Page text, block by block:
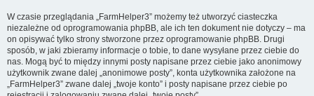
W czasie przeglądania „FarmHelper3” możemy też utworzyć ciasteczka
niezależne od oprogramowania phpBB, ale ich ten dokument nie dotyczy – ma
on opisywać tylko strony stworzone przez oprogramowanie phpBB. Drugi
sposób, w jaki zbieramy informacje o tobie, to dane wysyłane przez ciebie do
nas. Mogą być to między innymi posty napisane przez ciebie jako anonimowy
użytkownik zwane dalej „anonimowe posty”, konta użytkownika założone na
„FarmHelper3” zwane dalej „twoje konto” i posty napisane przez ciebie po